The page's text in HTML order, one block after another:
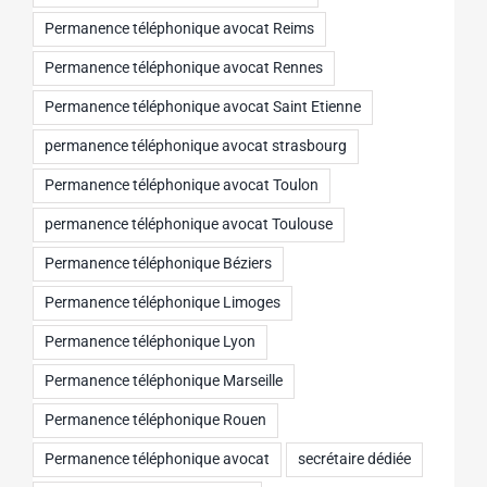
Permanence téléphonique avocat Reims
Permanence téléphonique avocat Rennes
Permanence téléphonique avocat Saint Etienne
permanence téléphonique avocat strasbourg
Permanence téléphonique avocat Toulon
permanence téléphonique avocat Toulouse
Permanence téléphonique Béziers
Permanence téléphonique Limoges
Permanence téléphonique Lyon
Permanence téléphonique Marseille
Permanence téléphonique Rouen
Permanence téléphonique avocat secrétaire dédiée